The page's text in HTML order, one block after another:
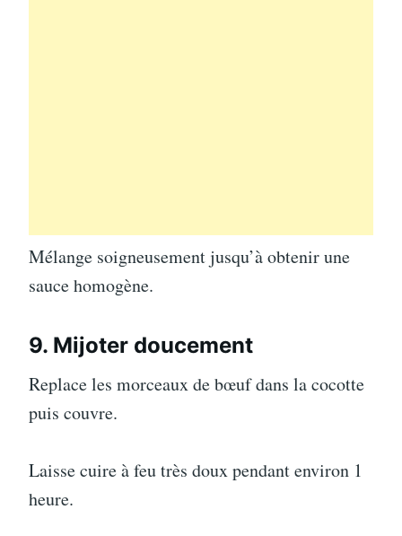
Mélange soigneusement jusqu’à obtenir une
sauce homogène.
9. Mijoter doucement
Replace les morceaux de bœuf dans la cocotte
puis couvre.
Laisse cuire à feu très doux pendant environ 1
heure.